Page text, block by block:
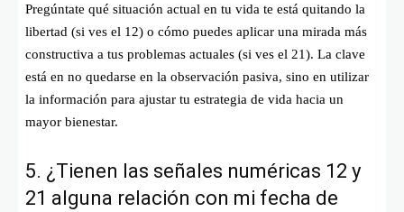
Pregúntate qué situación actual en tu vida te está quitando la
libertad (si ves el 12) o cómo puedes aplicar una mirada más
constructiva a tus problemas actuales (si ves el 21). La clave
está en no quedarse en la observación pasiva, sino en utilizar
la información para ajustar tu estrategia de vida hacia un
mayor bienestar.
5. ¿Tienen las señales numéricas 12 y
21 alguna relación con mi fecha de